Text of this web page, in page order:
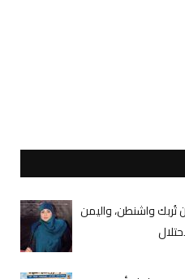
تُربك واشنطن، واليمن